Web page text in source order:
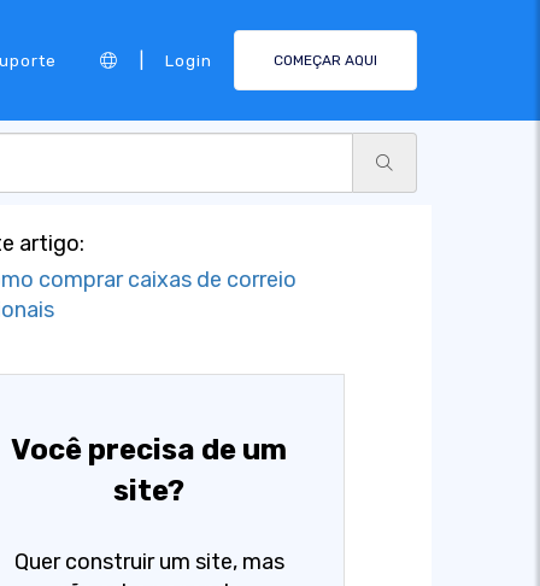
Login COMEÇAR AQUI
artigo:
comprar caixas de correio
Você precisa de um
site?
Quer construir um site, mas